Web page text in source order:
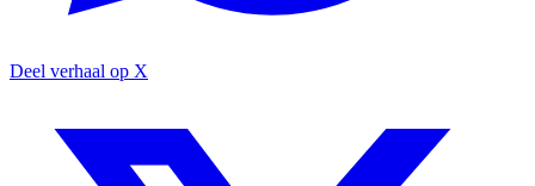
Deel verhaal op X